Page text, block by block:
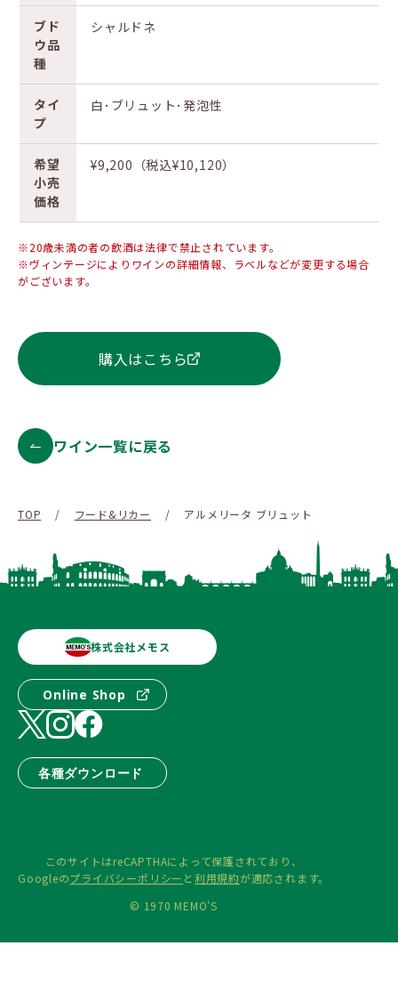
ブド
ウ品
種
シャルドネ
タイ
プ
白･ブリュット･発泡性
希望
小売
価格
¥9,200（税込¥10,120）
※20歳未満の者の飲酒は法律で禁止されています。
※ヴィンテージによりワインの詳細情報、ラベルなどが変更する場合
がございます。
購入はこちら
ワイン一覧に戻る
TOP / フード&リカー / アルメリータ ブリュット
株式会社メモス
Online Shop
各種ダウンロード
このサイトはreCAPTHAによって保護されており、
Googleのプライバシーポリシー と利用規約が適応されます。
© 1970 MEMO'S